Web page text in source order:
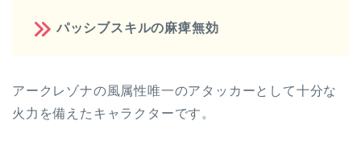
パッシブスキルの麻痺無効
アークレゾナの風属性唯一のアタッカーとして十分な
火力を備えたキャラクターです。